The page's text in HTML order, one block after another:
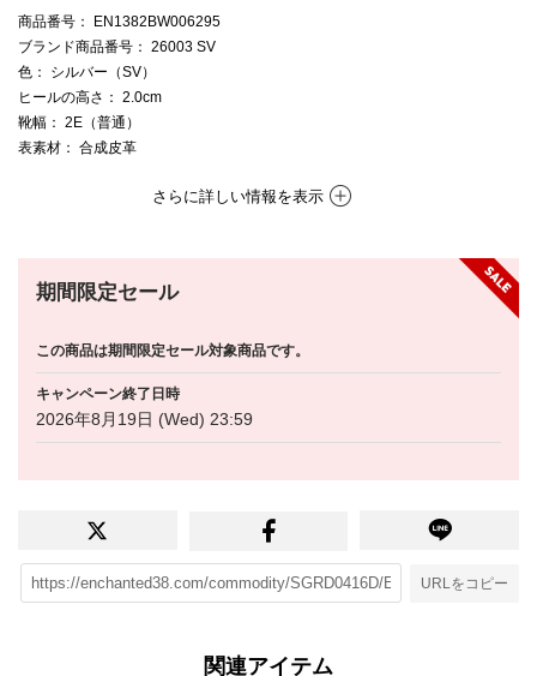
商品番号 ： EN1382BW006295
ブランド商品番号 ： 26003 SV
色 ： シルバー（SV）
ヒールの高さ ： 2.0cm
靴幅 ： 2E（普通）
表素材 ： 合成皮革
さらに詳しい情報を表示
期間限定セール
この商品は期間限定セール対象商品です。
キャンペーン終了日時
2026年8月19日 (Wed) 23:59
URLをコピー
関連アイテム